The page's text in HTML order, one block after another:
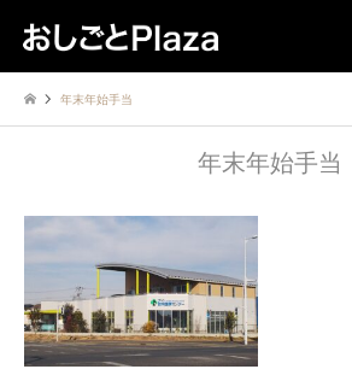
年末年始手当
年末年始手当